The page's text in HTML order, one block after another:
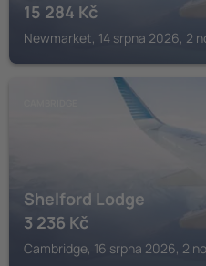
15 284 Kč
Newmarket, 14 srpna 2026, 2
Shelford Lodge
3 236 Kč
Cambridge, 16 srpna 2026, 2